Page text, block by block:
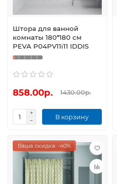
Штора для ванной
комнаты 180*180 см
PEVA P04PV11i11 IDDIS
858.00р. 1430.00р.
В корзину
Ваша скидка: -40%